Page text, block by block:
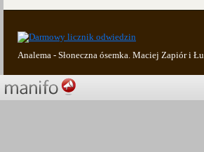
Analema - Słoneczna ósemka. Maciej Zapiór i